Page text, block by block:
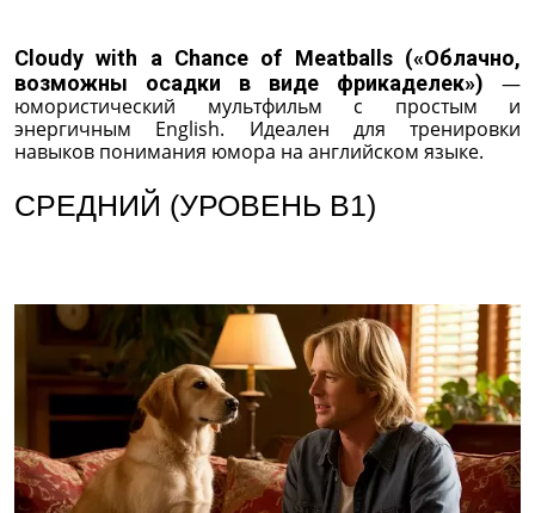
Cloudy with a Chance of Meatballs («Облачно,
возможны осадки в виде фрикаделек») —
юмористический мультфильм с простым и
энергичным English. Идеален для тренировки
навыков понимания юмора на английском языке.
СРЕДНИЙ (УРОВЕНЬ B1)